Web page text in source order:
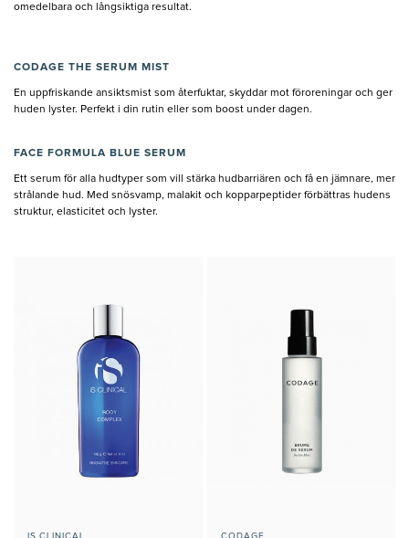
omedelbara och långsiktiga resultat.
CODAGE THE SERUM MIST
En uppfriskande ansiktsmist som återfuktar, skyddar mot föroreningar och ger
huden lyster. Perfekt i din rutin eller som boost under dagen.
FACE FORMULA BLUE SERUM
Ett serum för alla hudtyper som vill stärka hudbarriären och få en jämnare, mer
strålande hud. Med snösvamp, malakit och kopparpeptider förbättras hudens
struktur, elasticitet och lyster.
IS.CLINICAL
CODAGE